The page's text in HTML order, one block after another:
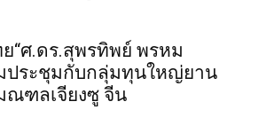
“ศ.ดร.สุพรทิพย์ พรหม
มประชุมกับกลุ่มทุนใหญ่ยาน
ฑลเจียงซู จีน